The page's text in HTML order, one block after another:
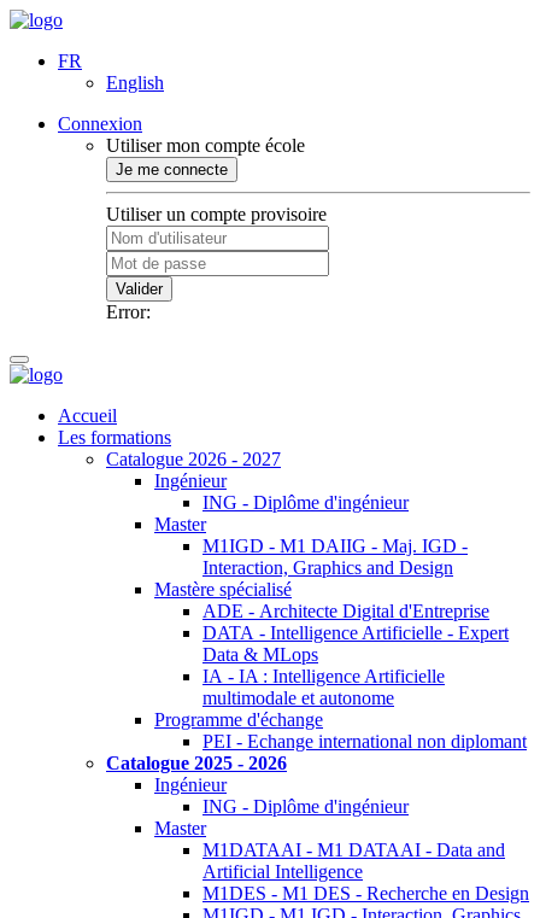
FR
English
Connexion
Utiliser mon compte école
Je me connecte
Utiliser un compte provisoire
Valider
Error:
Accueil
Les formations
Catalogue 2026 - 2027
Ingénieur
ING - Diplôme d'ingénieur
Master
M1IGD - M1 DAIIG - Maj. IGD -
Interaction, Graphics and Design
Mastère spécialisé
ADE - Architecte Digital d'Entreprise
DATA - Intelligence Artificielle - Expert
Data & MLops
IA - IA : Intelligence Artificielle
multimodale et autonome
Programme d'échange
PEI - Echange international non diplomant
Catalogue 2025 - 2026
Ingénieur
ING - Diplôme d'ingénieur
Master
M1DATAAI - M1 DATAAI - Data and
Artificial Intelligence
M1DES - M1 DES - Recherche en Design